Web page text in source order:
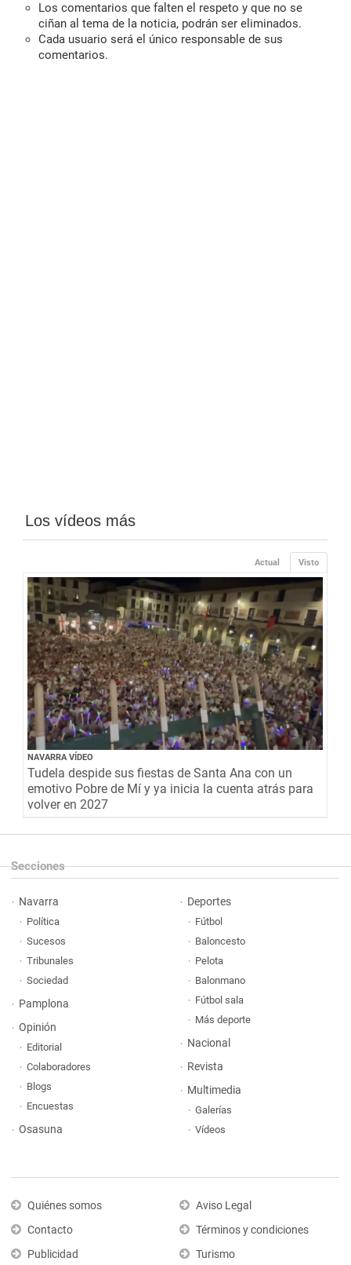
Los comentarios que falten el respeto y que no se
ciñan al tema de la noticia, podrán ser eliminados.
Cada usuario será el único responsable de sus
comentarios.
Los vídeos más
Visto
Actual
NAVARRA VÍDEO
Tudela despide sus fiestas de Santa Ana con un
emotivo Pobre de Mí y ya inicia la cuenta atrás para
volver en 2027
Secciones
Navarra
Política
Sucesos
Tribunales
Sociedad
Pamplona
Opinión
Editorial
Colaboradores
Blogs
Encuestas
Osasuna
Deportes
Fútbol
Baloncesto
Pelota
Balonmano
Fútbol sala
Más deporte
Nacional
Revista
Multimedia
Galerías
Vídeos
Quiénes somos
Contacto
Publicidad
Aviso Legal
Términos y condiciones
Turismo